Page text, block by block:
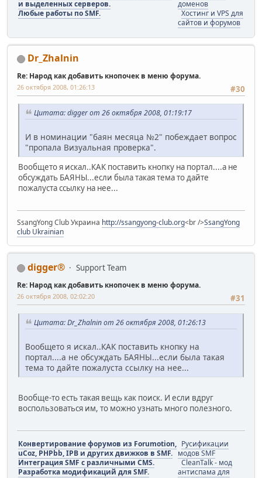
и выделенных серверов.
Любые работы по SMF.
доменов
Хостинг и VPS для
сайтов и форумов
Dr_Zhalnin
Re: Народ как добавить кнопочек в меню форума.
#30
26 октября 2008, 01:26:13
Цитата: digger от 26 октября 2008, 01:19:17
И в номинации "баян месяца №2" побеждает вопрос
"пропала Визуальная проверка".
Вообщето я искал..КАК поставить кнопку на портал....а не
обсуждать БАЯНЫ...если была такая тема то дайте
пожалуста ссылку на нее...
SsangYong Club Украина http://ssangyong-club.org<br />SsangYong
club Ukrainian
digger® Support Team
Re: Народ как добавить кнопочек в меню форума.
#31
26 октября 2008, 02:02:20
Цитата: Dr_Zhalnin от 26 октября 2008, 01:26:13
Вообщето я искал..КАК поставить кнопку на
портал....а не обсуждать БАЯНЫ...если была такая
тема то дайте пожалуста ссылку на нее...
Вообще-то есть такая вещь как поиск. И если вдруг
воспользоваться им, то можно узнать много полезного.
Конвертирование форумов из Forumotion,
uCoz, PHPbb, IPB и других движков в SMF.
Интеграция SMF с различными CMS.
Разработка модификаций для SMF.
Русификации
модов SMF
CleanTalk - мод
антиспама для